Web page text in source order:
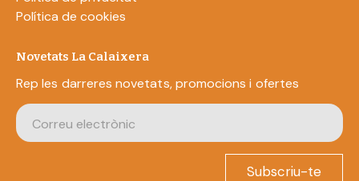
Política de cookies
Novetats La Calaixera
Rep les darreres novetats, promocions i ofertes
Subscriu-te